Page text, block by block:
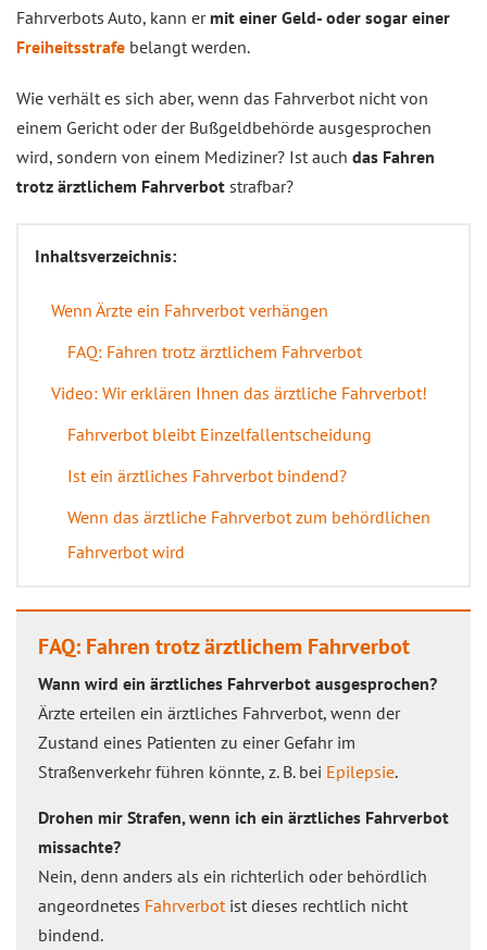
Fahrverbots Auto, kann er mit einer Geld- oder sogar einer
Freiheitsstrafe belangt werden.
Wie verhält es sich aber, wenn das Fahrverbot nicht von
einem Gericht oder der Bußgeldbehörde ausgesprochen
wird, sondern von einem Mediziner? Ist auch das Fahren
trotz ärztlichem Fahrverbot strafbar?
Inhaltsverzeichnis:
Wenn Ärzte ein Fahrverbot verhängen
FAQ: Fahren trotz ärztlichem Fahrverbot
Video: Wir erklären Ihnen das ärztliche Fahrverbot!
Fahrverbot bleibt Einzelfallentscheidung
Ist ein ärztliches Fahrverbot bindend?
Wenn das ärztliche Fahrverbot zum behördlichen
Fahrverbot wird
FAQ: Fahren trotz ärztlichem Fahrverbot
Wann wird ein ärztliches Fahrverbot ausgesprochen?
Ärzte erteilen ein ärztliches Fahrverbot, wenn der
Zustand eines Patienten zu einer Gefahr im
Straßenverkehr führen könnte, z. B. bei Epilepsie.
Drohen mir Strafen, wenn ich ein ärztliches Fahrverbot
missachte?
Nein, denn anders als ein richterlich oder behördlich
angeordnetes Fahrverbotist dieses rechtlich nicht
bindend.